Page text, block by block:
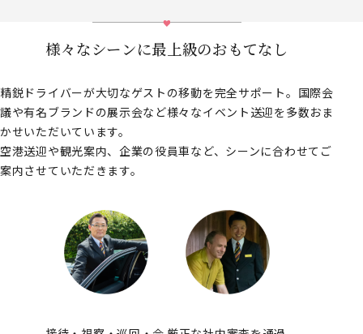
様々なシーンに最上級のおもてなし
精鋭ドライバーが大切なゲストの移動を完全サポート。国際会
議や有名ブランドの展示会など様々なイベント送迎を多数おま
かせいただいています。
空港送迎や観光案内、企業の役員車など、シーンに合わせてご
案内させていただきます。